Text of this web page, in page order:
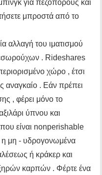
για πεζοπόρους και
μπροστά από το
αλλαγή του ιματισμού
εσωρούχων . Rideshares
χώρο , έτσι
αναγκαίο . Εάν πρέπει
, φέρει μόνο το
ύπνου και
είναι nonperishable
η μη - υδρογονωμένα
ή κράκερ και
καρπών . Φέρτε ένα